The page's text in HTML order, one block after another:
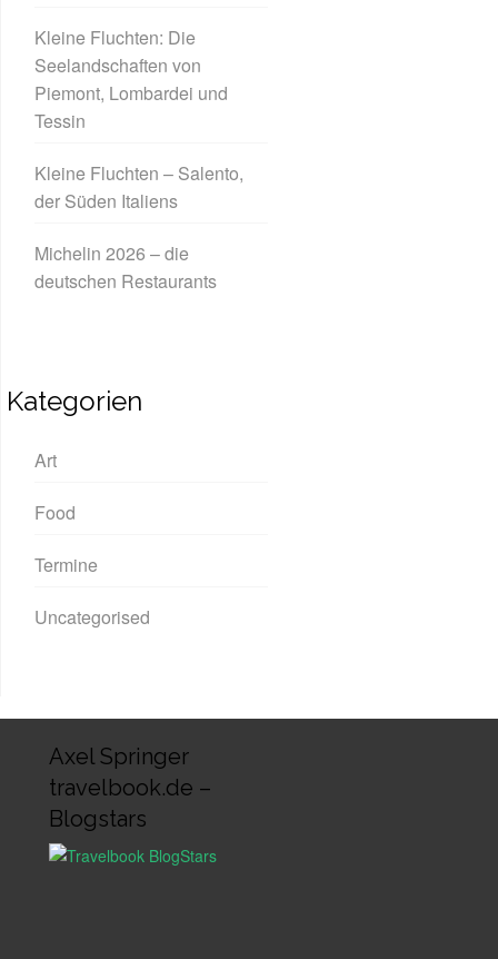
Kleine Fluchten: Die
Seelandschaften von
Piemont, Lombardei und
Tessin
Kleine Fluchten – Salento,
der Süden Italiens
Michelin 2026 – die
deutschen Restaurants
Kategorien
Art
Food
Termine
Uncategorised
Axel Springer
travelbook.de –
Blogstars